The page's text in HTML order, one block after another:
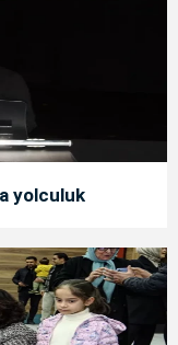
yolculuk